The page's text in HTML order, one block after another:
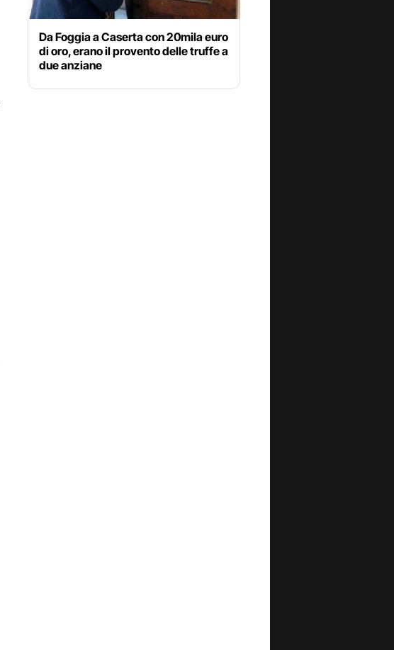
Da Foggia a Caserta con 20mila euro
di oro, erano il provento delle truffe a
due anziane